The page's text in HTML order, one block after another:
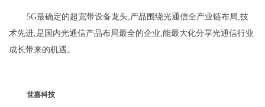
5G最确定的超宽带设备龙头,产品围绕光通信全产业链布局,技
术先进,是国内光通信产品布局最全的企业,能最大化分享光通信行业
成长带来的机遇。
世嘉科技